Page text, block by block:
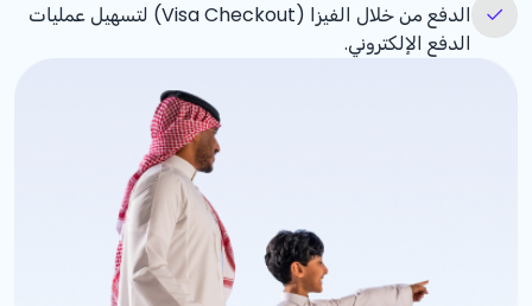
الدفع من خلال الفيزا (Visa Checkout) لتسهيل عمليات
الدفع الإلكتروني.